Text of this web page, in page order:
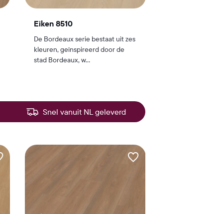
Eiken 8510
De Bordeaux serie bestaat uit zes
kleuren, geïnspireerd door de
stad Bordeaux, w...
Snel vanuit NL geleverd